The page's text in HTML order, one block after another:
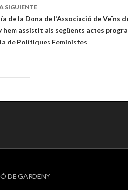
SIGUIENTE
de la Dona de l’Associació de Veïns
hem assistit als següents actes
de Polítiques Feministes.
DE GARDENY